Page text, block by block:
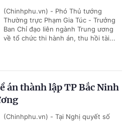
(Chinhphu.vn) - Phó Thủ tướng
Thường trực Phạm Gia Túc - Trưởng
Ban Chỉ đạo liên ngành Trung ương
về tổ chức thi hành án, thu hồi tài...
án thành lập TP Bắc Ninh
(Chinhphu.vn) - Tại Nghị quyết số